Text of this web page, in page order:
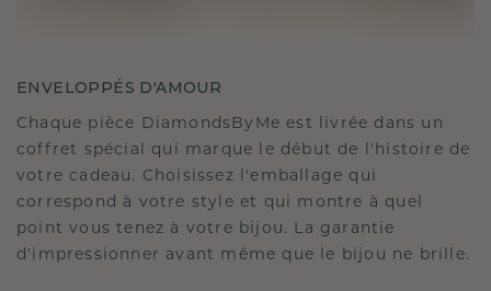
ENVELOPPÉS D'AMOUR
Chaque pièce DiamondsByMe est livrée dans un
coffret spécial qui marque le début de l'histoire de
votre cadeau. Choisissez l'emballage qui
correspond à votre style et qui montre à quel
point vous tenez à votre bijou. La garantie
d'impressionner avant même que le bijou ne brille.